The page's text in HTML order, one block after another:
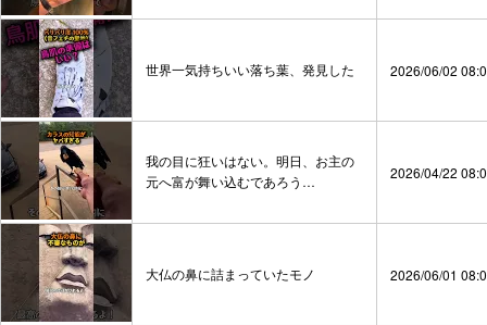
世界一気持ちいい落ち葉、発見した 2026/06/02
我の目に狂いはない。明日、お主の
元へ富が舞い込むであろう…
2026/04/22
大仏の鼻に詰まっていたモノ 2026/06/01